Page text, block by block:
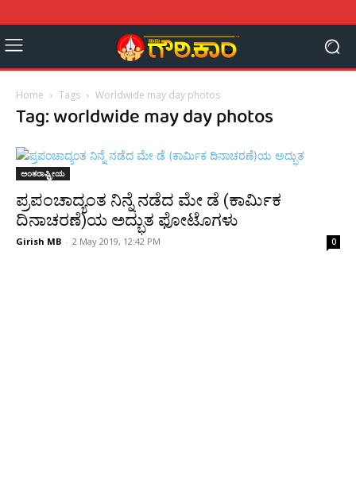
Home Tags Worldwide may day photos
Tag: worldwide may day photos
ಅಂತರಾಷ್ಟ್ರೀಯ
ಪ್ರಪಂಚಾದ್ಯಂತ ನಿನ್ನೆ ನಡೆದ ಮೇ ಡೆ (ಕಾರ್ಮಿಕ
ದಿನಾಚರಣೆ)ಯ ಅದ್ಭುತ ಫೋಟೊಗಳು
Girish MB - 2 May 2019, 12:42 PM 0